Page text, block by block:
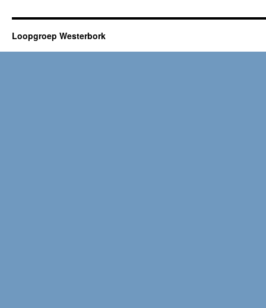
Loopgroep Westerbork